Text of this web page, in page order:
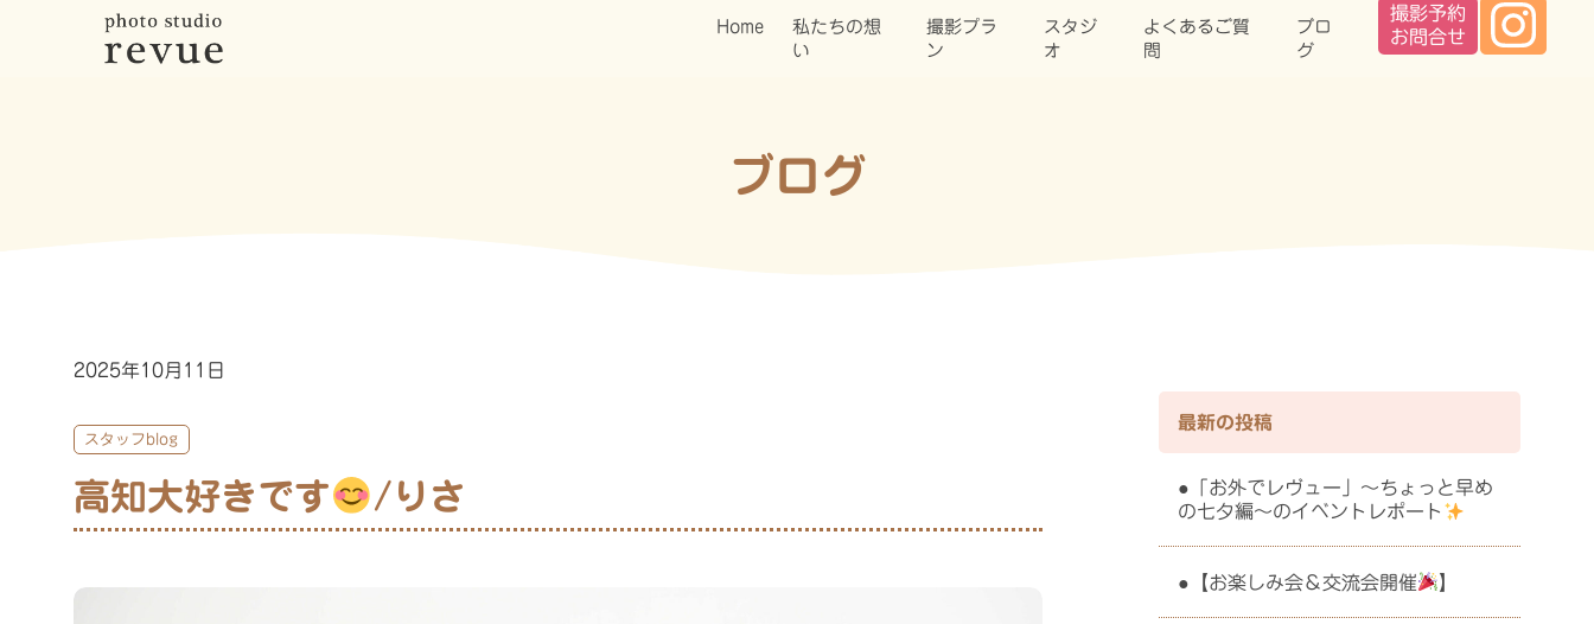
Home
私たちの想
い
撮影プラ
ン
スタジ
オ
よくあるご質
問
ブロ
グ
ブログ
2025年10月11日
スタッフblog
高知大好きです /りさ
最新の投稿
「お外でレヴュー」〜ちょっと早め
の七夕編〜のイベントレポート
【お楽しみ会＆交流会開催 】